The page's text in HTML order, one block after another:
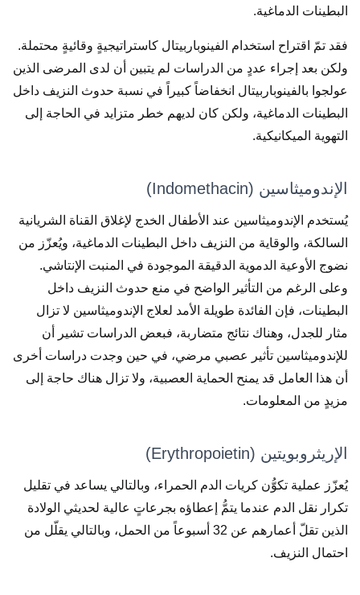
البطينات الدماغية.
فقد تمّ اقتراح استخدام الفينوباربيتال كاستراتيجيةٍ وقائيةٍ محتملة.
ولكن بعد إجراء عددٍ من الدراسات لم يتبين أن لدى المرضى الذين
عولجوا بالفينوباربيتال انخفاضاً كبيراً في نسبة حدوث النزيف داخل
البطينات الدماغية، ولكن كان لديهم خطر متزايد في الحاجة إلى
التهوية الميكانيكية.
الإندوميثاسين (Indomethacin)
يُستخدم الإندوميثاسين عند الأطفال الخدج لإغلاق القناة الشريانية
السالكة، والوقاية من النزيف داخل البطينات الدماغية، ويُعزّز من
نضوج الأوعية الدموية الدقيقة الموجودة في المنبت الإنتاشي.
وعلى الرغم من التأثير الواضح في منع حدوث النزيف داخل
البطينات، فإن الفائدة طويلة الأمد لعلاج الإندوميثاسين لا تزال
مثار للجدل، وهناك نتائج متضاربة، فبعض الدراسات تشير أن
للإندوميثاسين تأثير عصبي مرضي، في حين وجدت دراسات أخرى
أن هذا العامل قد يمنح الحماية العصبية، ولا تزال هناك حاجة إلى
مزيدٍ من المعلومات.
الإريثروبويتين (Erythropoietin)
يُعزّز عملية تكوُّن كريات الدم الحمراء، وبالتالي يساعد في تقليل
تكرار نقل الدم عندما يتمُّ إعطاؤه بجرعاتٍ عالية لحديثي الولادة
الذين تقلّ أعمارهم عن 32 أسبوعاً من الحمل، وبالتالي يقلّل من
احتمال النزيف.